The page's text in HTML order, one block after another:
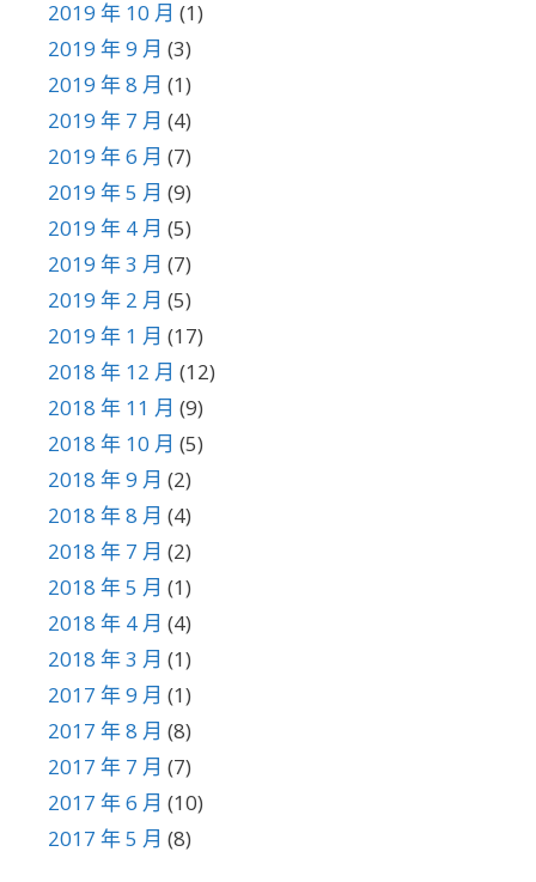
2019 年 10 月 (1)
2019 年 9 月 (3)
2019 年 8 月 (1)
2019 年 7 月 (4)
2019 年 6 月 (7)
2019 年 5 月 (9)
2019 年 4 月 (5)
2019 年 3 月 (7)
2019 年 2 月 (5)
2019 年 1 月 (17)
2018 年 12 月 (12)
2018 年 11 月 (9)
2018 年 10 月 (5)
2018 年 9 月 (2)
2018 年 8 月 (4)
2018 年 7 月 (2)
2018 年 5 月 (1)
2018 年 4 月 (4)
2018 年 3 月 (1)
2017 年 9 月 (1)
2017 年 8 月 (8)
2017 年 7 月 (7)
2017 年 6 月 (10)
2017 年 5 月 (8)